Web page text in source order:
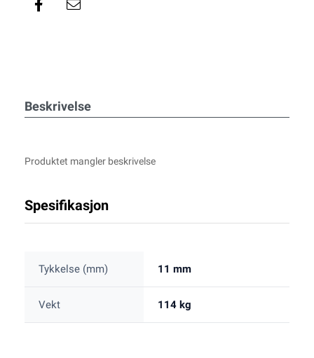
Beskrivelse
Produktet mangler beskrivelse
Spesifikasjon
Tykkelse (mm) 11 mm
Vekt 114 kg